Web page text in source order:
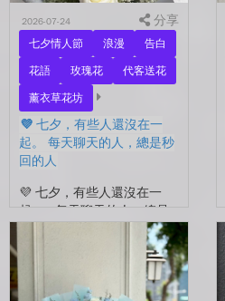
2026-07-24 分享
七夕情人節 浪漫
告白
花語
玫瑰花
代客送花
薰衣草花坊
💜 七夕，有些人還沒在一
起。 每天聊天的人，總是秒
回的人
💜 七夕，有些人還沒在一
起。 每天聊天的人，總是
秒回的人， 會記得你愛喝什
麼、喜歡什麼的人。 你們
沒有說過喜歡，卻早已習慣
彼此存在。 七夕快到...